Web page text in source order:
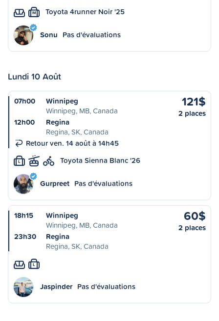
M Toyota 4runner Noir '25
Sonu Pas d'évaluations
Lundi 10 Août
07h00
Winnipeg
Winnipeg, MB, Canada
12h00
Regina
Regina, SK, Canada
Retour ven. 14 août à 14h45
121$
2 places
L Toyota Sienna Blanc '26
Gurpreet Pas d'évaluations
18h15
Winnipeg
Winnipeg, MB, Canada
23h30
Regina
Regina, SK, Canada
60$
2 places
L
Jaspinder Pas d'évaluations